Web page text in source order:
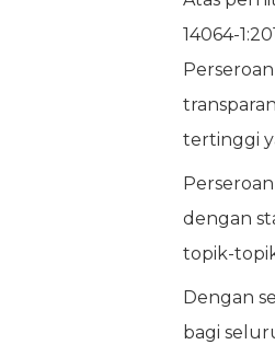
14064-
tertinggi
dengan
topik-
Dengan
bagi